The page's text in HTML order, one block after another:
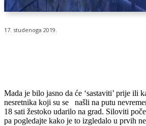
17. studenoga 2019.
Mada je bilo jasno da će ‘sastaviti’ prije ili
nesretnika koji su se našli na putu
18 sati žestoko udarilo na grad. Siloviti
pa pogledajte kako je to izgledalo u prvih